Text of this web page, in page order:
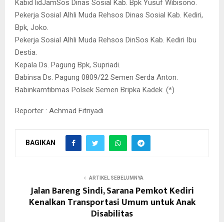
Kabid lidJamSos Dinas Sosial Kab. Bpk Yusuf Wibisono.
Pekerja Sosial Alhli Muda Rehsos Dinas Sosial Kab. Kediri,
Bpk, Joko.
Pekerja Sosial Alhli Muda Rehsos DinSos Kab. Kediri Ibu
Destia.
Kepala Ds. Pagung Bpk, Supriadi.
Babinsa Ds. Pagung 0809/22 Semen Serda Anton.
Babinkamtibmas Polsek Semen Bripka Kadek. (*)
Reporter : Achmad Fitriyadi
BAGIKAN
ARTIKEL SEBELUMNYA
Jalan Bareng Sindi, Sarana Pemkot Kediri
Kenalkan Transportasi Umum untuk Anak
Disabilitas